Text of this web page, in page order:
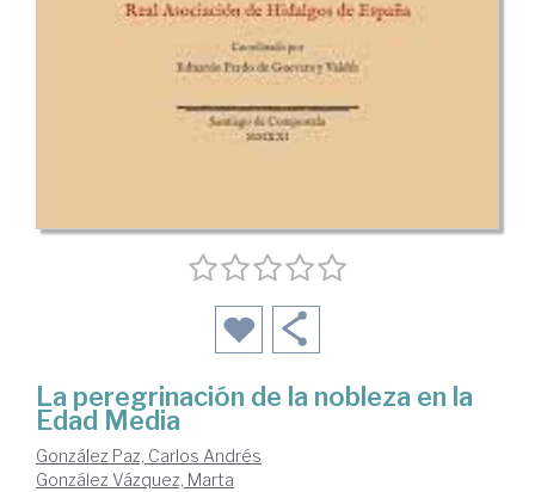
La peregrinación de la nobleza en la
Edad Media
González Paz, Carlos Andrés
González Vázquez, Marta